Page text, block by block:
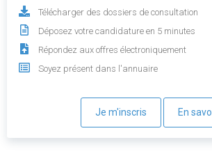
Télécharger des dossiers de consultation
Déposez votre candidature en 5 minutes
Répondez aux offres électroniquement
Soyez présent dans l'annuaire
Je m'inscris En